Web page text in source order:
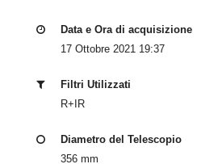
Data e Ora di acquisizione
17 Ottobre 2021 19:37
Filtri Utilizzati
R+IR
Diametro del Telescopio
356 mm